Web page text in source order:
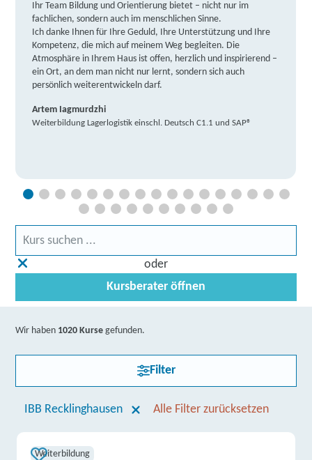
Ihr Team Bildung und Orientierung bietet – nicht nur im
fachlichen, sondern auch im menschlichen Sinne.
Ich danke Ihnen für Ihre Geduld, Ihre Unterstützung und Ihre
Kompetenz, die mich auf meinem Weg begleiten. Die
Atmosphäre in Ihrem Haus ist offen, herzlich und inspirierend –
ein Ort, an dem man nicht nur lernt, sondern sich auch
persönlich weiterentwickeln darf.
Artem Iagmurdzhi
Weiterbildung Lagerlogistik einschl. Deutsch C1.1 und SAP®
oder
Kursberater öffnen
Wir haben 1020 Kurse gefunden.
Filter
IBB Recklinghausen Alle Filter zurücksetzen
Weiterbildung